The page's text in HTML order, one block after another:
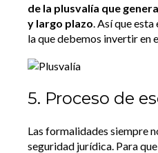
de la plusvalía que
y largo plazo. Así que
la que debemos invertir en
5. Proceso de
Las formalidades siempre
seguridad jurídica. Para